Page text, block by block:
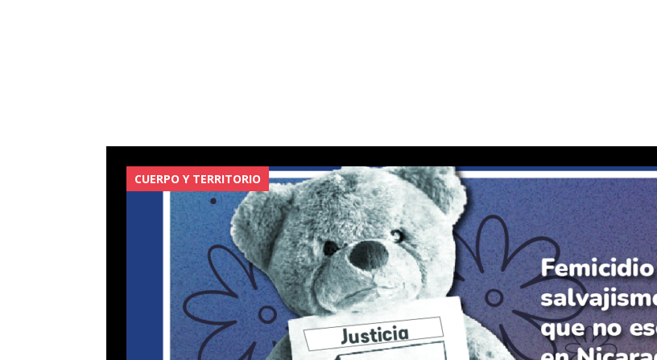
CUERPO Y TERRITORIO